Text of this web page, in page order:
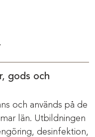
gods och
och används på de
län. Utbildningen
desinfektion,